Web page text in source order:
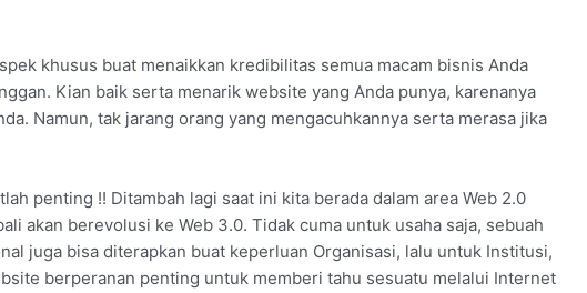
khusus buat menaikkan kredibilitas semua macam bisnis Anda
Kian baik serta menarik website yang Anda punya, karenanya
Namun, tak jarang orang yang mengacuhkannya serta merasa jika
penting !! Ditambah lagi saat ini kita berada dalam area Web 2.0
akan berevolusi ke Web 3.0. Tidak cuma untuk usaha saja, sebuah
juga bisa diterapkan buat keperluan Organisasi, lalu untuk Institusi,
berperanan penting untuk memberi tahu sesuatu melalui Internet